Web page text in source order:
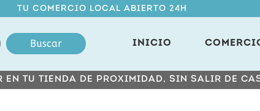
TU COMERCIO LOCAL ABIERTO 24H
Buscar INICIO
EN TU TIENDA DE PROXIMIDAD, SIN SALIR DE